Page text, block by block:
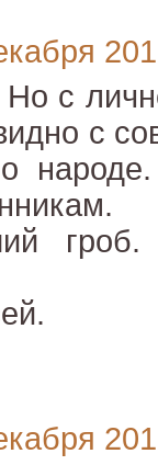
с
с
о
гроб.